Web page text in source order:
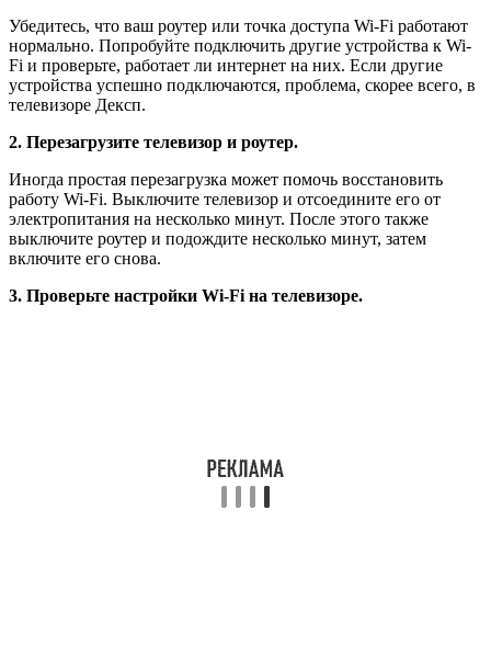
Убедитесь, что ваш роутер или точка доступа Wi-Fi работают
нормально. Попробуйте подключить другие устройства к Wi-
Fi и проверьте, работает ли интернет на них. Если другие
устройства успешно подключаются, проблема, скорее всего, в
телевизоре Дексп.
2. Перезагрузите телевизор и роутер.
Иногда простая перезагрузка может помочь восстановить
работу Wi-Fi. Выключите телевизор и отсоедините его от
электропитания на несколько минут. После этого также
выключите роутер и подождите несколько минут, затем
включите его снова.
3. Проверьте настройки Wi-Fi на телевизоре.